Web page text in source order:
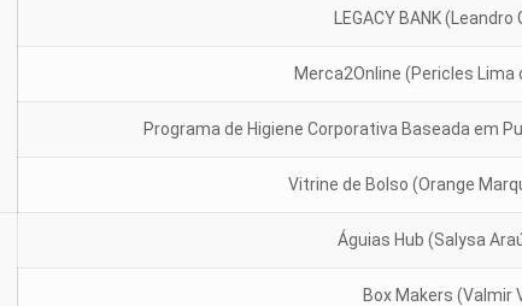
LEGACY BANK
Merca2Online (Pericles Lima
Programa de Higiene Corporativa Baseada em
Vitrine de Bolso (Orange
Águias Hub (Salysa
Box Makers (Valmir